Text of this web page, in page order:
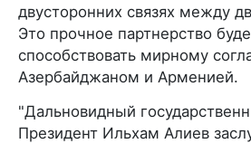
двусторонних связях между
Это прочное партнерство
способствовать мирному
Азербайджаном и Арменией.
"Дальновидный
Президент Ильхам Алиев